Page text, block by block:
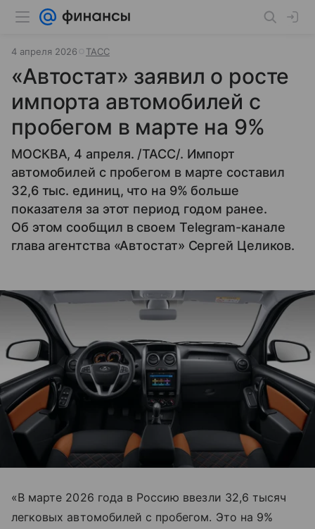
4 апреля 2026 ТАСС
«Автостат» заявил о росте
импорта автомобилей с
пробегом в марте на 9%
МОСКВА, 4 апреля. /ТАСС/. Импорт
автомобилей с пробегом в марте составил
32,6 тыс. единиц, что на 9% больше
показателя за этот период годом ранее.
Об этом сообщил в своем Telegram-канале
глава агентства «Автостат» Сергей Целиков.
«В марте 2026 года в Россию ввезли 32,6 тысяч
легковых автомобилей с пробегом. Это на 9%